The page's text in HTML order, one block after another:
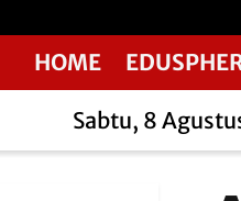
HOME
Sabtu, 8